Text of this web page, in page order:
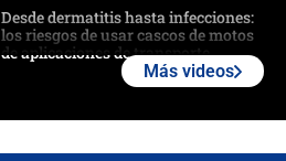
Desde dermatitis hasta infecciones:
los riesgos de usar cascos de motos
de aplicaciones de transporte
Más videos